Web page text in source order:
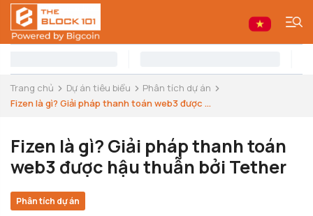
Trang chủ Dự án tiêu biểu
Phân tích dự án
Fizen là gì? Giải pháp thanh toán web3 được ...
Fizen là gì? Giải pháp thanh toán
web3 được hậu thuẫn bởi Tether
Phân tích dự án